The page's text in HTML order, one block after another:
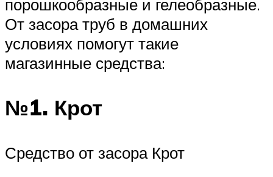
порошкообразные и гелеобразные.
От засора труб в домашних
условиях помогут такие
магазинные средства:
№1. Крот
Средство от засора Крот